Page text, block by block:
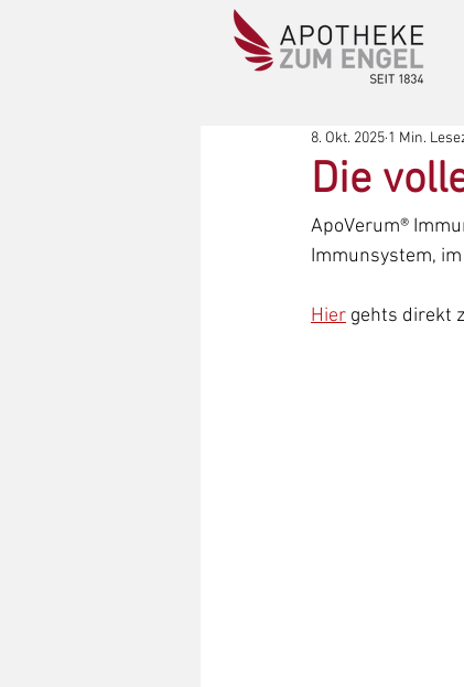
Die
8. Okt. 2025 1 Min.
ApoVerum®
Immunsystem,
Hier gehts direkt